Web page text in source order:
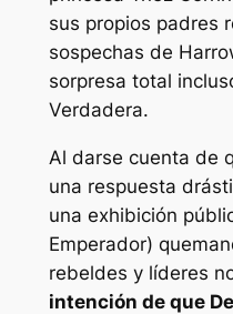
sus propios padres
sospechas de
sorpresa total
Verdadera.
Al darse cuenta de
una respuesta
una exhibición
Emperador)
rebeldes y líderes
intención de que